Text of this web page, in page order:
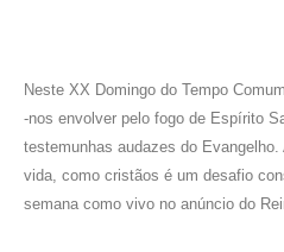
Neste XX Domingo do Tempo
-nos envolver pelo fogo de Espírito
testemunhas audazes do
vida, como cristãos é um desafio
semana como vivo no anúncio do